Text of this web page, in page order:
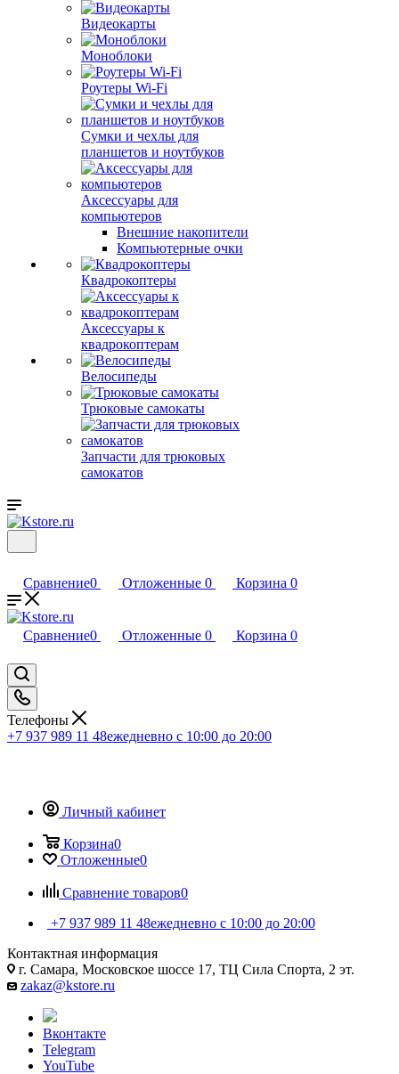
Видеокарты
Моноблоки
Роутеры Wi-Fi
Сумки и чехлы для
планшетов и ноутбуков
Аксессуары для
компьютеров
Внешние накопители
Компьютерные очки
Квадрокоптеры
Аксессуары к
квадрокоптерам
Велосипеды
Трюковые самокаты
Запчасти для трюковых
самокатов
Сравнение0 Отложенные 0 Корзина 0
Сравнение0 Отложенные 0 Корзина 0
Телефоны
+7 937 989 11 48ежедневно с 10:00 до 20:00
Личный кабинет
Корзина0
Отложенные0
Сравнение товаров0
+7 937 989 11 48ежедневно с 10:00 до 20:00
Контактная информация
г. Самара, Московское шоссе 17, ТЦ Сила Спорта, 2 эт.
zakaz@kstore.ru
Вконтакте
Telegram
YouTube